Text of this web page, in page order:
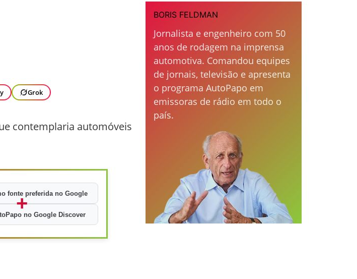
Grok
contemplaria automóveis
fonte preferida no Google
+
no Google Discover
BORIS FELDMAN
Jornalista e engenheiro com 50
anos de rodagem na imprensa
automotiva. Comandou equipes
de jornais, televisão e apresenta
o programa AutoPapo em
emissoras de rádio em todo o
país.